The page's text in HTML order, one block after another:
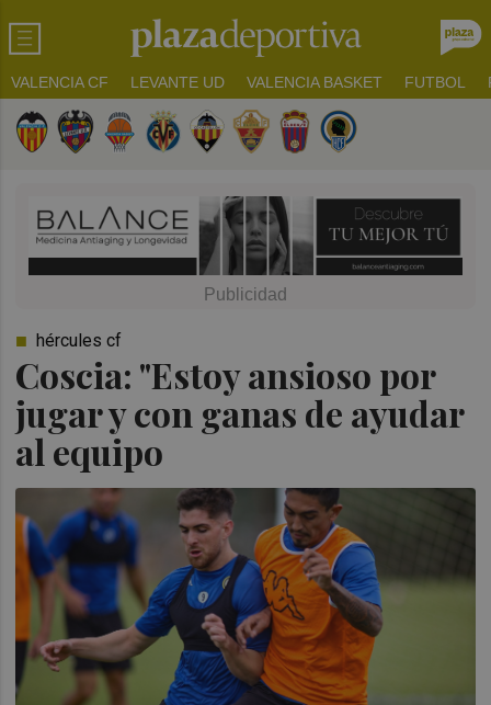
VALENCIA CF LEVANTE UD VALENCIA BASKET FUTBOL
Coscia: "Estoy ansioso por
jugar y con ganas de ayudar
al equipo
hércules cf